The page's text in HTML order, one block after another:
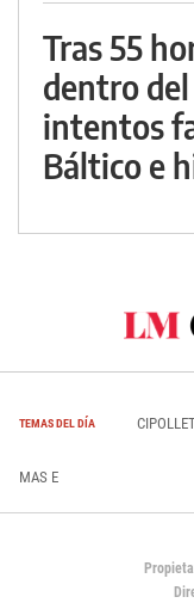
Tras 55
dentro
intentos
Báltico e
TEMAS DEL DÍA
MAS E